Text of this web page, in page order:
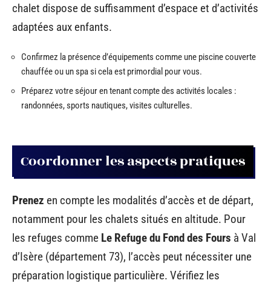
chalet dispose de suffisamment d’espace et d’activités
adaptées aux enfants.
Confirmez la présence d’équipements comme une piscine couverte
chauffée ou un spa si cela est primordial pour vous.
Préparez votre séjour en tenant compte des activités locales :
randonnées, sports nautiques, visites culturelles.
Coordonner les aspects pratiques
Prenez en compte les modalités d’accès et de départ,
notamment pour les chalets situés en altitude. Pour
les refuges comme Le Refuge du Fond des Fours à Val
d’Isère (département 73), l’accès peut nécessiter une
préparation logistique particulière. Vérifiez les